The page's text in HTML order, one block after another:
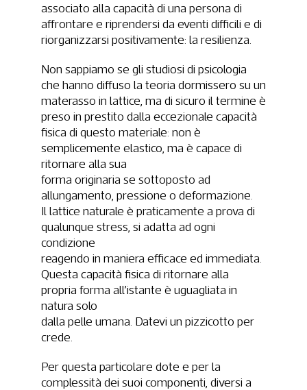
associato alla capacità di una persona di
affrontare e riprendersi da eventi difficili e di
riorganizzarsi positivamente: la resilienza.
Non sappiamo se gli studiosi di psicologia
che hanno diffuso la teoria dormissero su un
materasso in lattice, ma di sicuro il termine è
preso in prestito dalla eccezionale capacità
fisica di questo materiale: non è
semplicemente elastico, ma è capace di
ritornare alla sua
forma originaria se sottoposto ad
allungamento, pressione o deformazione.
Il lattice naturale è praticamente a prova di
qualunque stress, si adatta ad ogni
condizione
reagendo in maniera efficace ed immediata.
Questa capacità fisica di ritornare alla
propria forma all’istante è uguagliata in
natura solo
dalla pelle umana. Datevi un pizzicotto per
crede.
Per questa particolare dote e per la
complessità dei suoi componenti, diversi a